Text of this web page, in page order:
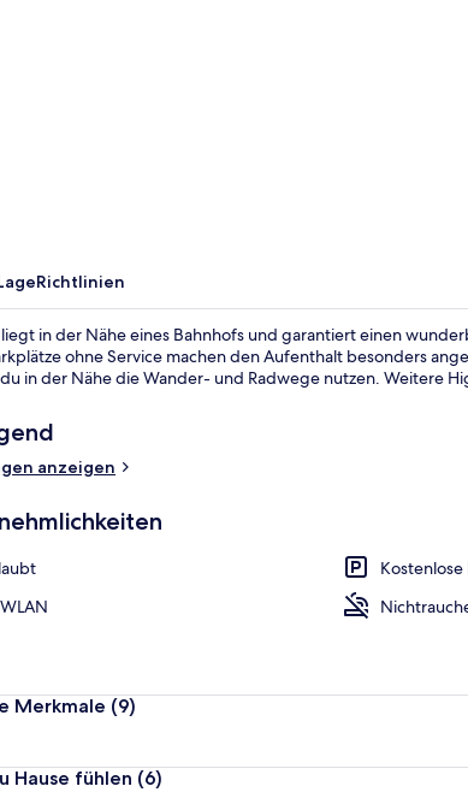
Richtlinien
in der Nähe eines Bahnhofs und garantiert einen
ohne Service machen den Aufenthalt besonders
in der Nähe die Wander- und Radwege nutzen. Weitere
anzeigen
Kostenlose
Merkmale (9)
Hause fühlen (6)